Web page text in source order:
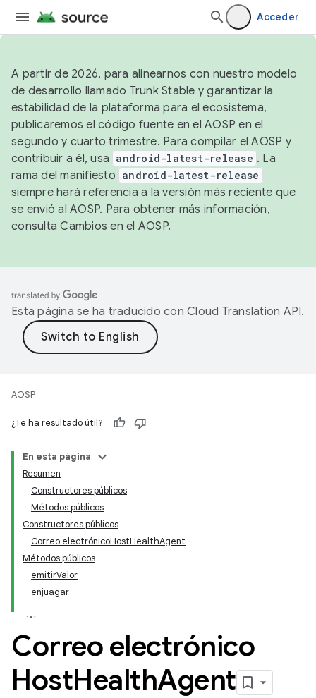
Acceder
A partir de 2026, para alinearnos con nuestro modelo
de desarrollo llamado Trunk Stable y garantizar la
estabilidad de la plataforma para el ecosistema,
publicaremos el código fuente en el AOSP en el
segundo y cuarto trimestre. Para compilar el AOSP y
contribuir a él, usa android-latest-release . La
rama del manifiesto android-latest-release
siempre hará referencia a la versión más reciente que
se envió al AOSP. Para obtener más información,
consultaCambios en el AOSP.
Esta página se ha traducido con Cloud Translation API.
AOSP
¿Te ha resultado útil?
En esta página
Resumen
Constructores públicos
Métodos públicos
Constructores públicos
Correo electrónicoHostHealthAgent
Métodos públicos
emitirValor
enjuagar
Correo electrónico
HostHealthAgent